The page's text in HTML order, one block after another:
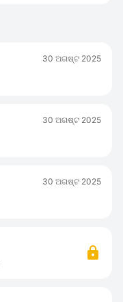
30 ଅଗଷ୍ଟ 2025
30 ଅଗଷ୍ଟ 2025
30 ଅଗଷ୍ଟ 2025